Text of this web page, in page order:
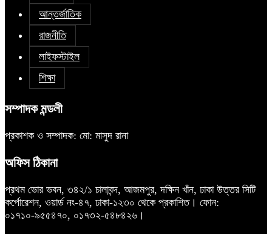
আন্তর্জাতিক
রাজনীতি
লাইফস্টাইল
শিক্ষা
সম্পাদক মন্ডলী
প্রকাশক ও সম্পাদক: মো: মাসুদ রানা
অফিস ঠিকানা
প্রথম ভোর ভবন, ৩৪২/১ চালাবন্দ, আজমপুর, দক্ষিন খাঁন, ঢাকা উত্তর সিটি
কর্পোরেশন, ওয়ার্ড নং-৪৭, ঢাকা-১২৩০ থেকে প্রকাশিত। ফোন:
০১৭১০-৯৫৫৪৭০, ০১৭৩২-৫৪৮৪২৬।